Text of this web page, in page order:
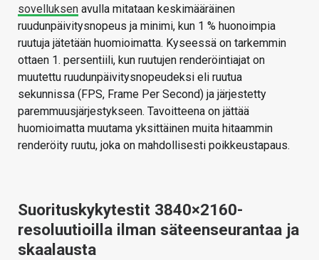
sovelluksen avulla mitataan keskimääräinen
ruudunpäivitysnopeus ja minimi, kun 1 % huonoimpia
ruutuja jätetään huomioimatta. Kyseessä on tarkemmin
ottaen 1. persentiili, kun ruutujen renderöintiajat on
muutettu ruudunpäivitysnopeudeksi eli ruutua
sekunnissa (FPS, Frame Per Second) ja järjestetty
paremmuusjärjestykseen. Tavoitteena on jättää
huomioimatta muutama yksittäinen muita hitaammin
renderöity ruutu, joka on mahdollisesti poikkeustapaus.
Suorituskykytestit 3840×2160-
resoluutioilla ilman säteenseurantaa ja
skaalausta